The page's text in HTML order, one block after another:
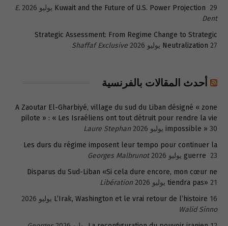
Kuwait and the Future of U.S. Power Projection 29 يوليو 2026
E.
Dent
Strategic Assessment: From Regime Change to Strategic
Neutralization 27 يوليو 2026 Shaffaf Exclusive
أحدث المقالات بالفرنسية
A Zaoutar El-Gharbiyé, village du sud du Liban désigné « zone
pilote » : « Les Israéliens ont tout détruit pour rendre la vie
impossible » 30 يوليو 2026
Laure Stephan
Les durs du régime imposent leur tempo pour continuer la
guerre 23 يوليو 2026
Georges Malbrunot
Disparus du Sud-Liban «Si cela dure encore, mon cœur ne
tiendra pas» 21 يوليو 2026
Libération
L’Irak, Washington et le vrai retour de l’histoire 16 يوليو 2026
Walid Sinno